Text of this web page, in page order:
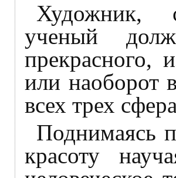
Художник,
ученый
прекрасного,
или наоборот
всех трех
Поднимаясь
красоту